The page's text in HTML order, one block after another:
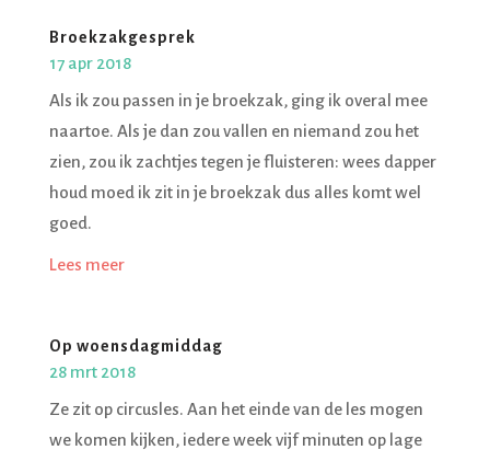
Broekzakgesprek
17 apr 2018
Als ik zou passen in je broekzak, ging ik overal mee
naartoe. Als je dan zou vallen en niemand zou het
zien, zou ik zachtjes tegen je fluisteren: wees dapper
houd moed ik zit in je broekzak dus alles komt wel
goed.
Lees meer
Op woensdagmiddag
28 mrt 2018
Ze zit op circusles. Aan het einde van de les mogen
we komen kijken, iedere week vijf minuten op lage